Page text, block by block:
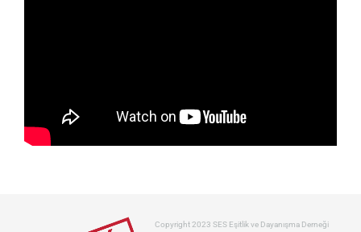
Copyright 2023 SES Eşitlik ve Dayanışma Derneği